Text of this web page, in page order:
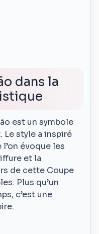
dans la
est un symbole
Le style a inspiré
évoque les
et la
de cette Coupe
Plus qu’un
c’est une